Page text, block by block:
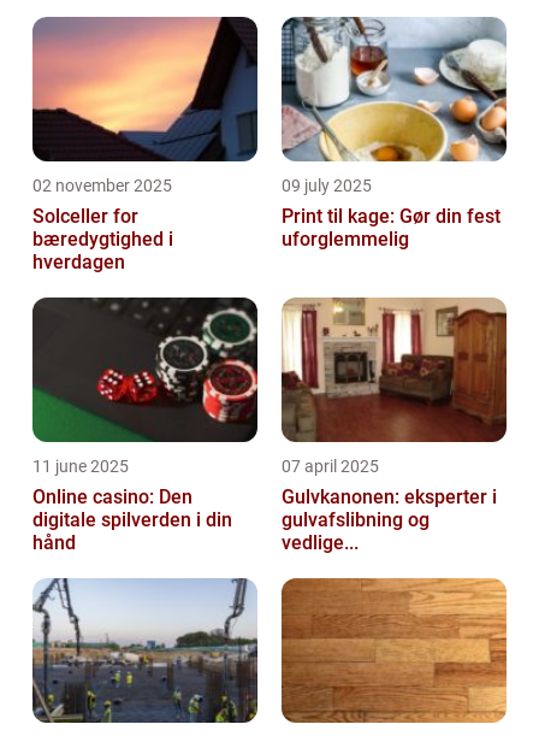
02 november 2025
Solceller for
bæredygtighed i
hverdagen
09 july 2025
Print til kage: Gør din fest
uforglemmelig
11 june 2025
Online casino: Den
digitale spilverden i din
hånd
07 april 2025
Gulvkanonen: eksperter i
gulvafslibning og
vedlige...